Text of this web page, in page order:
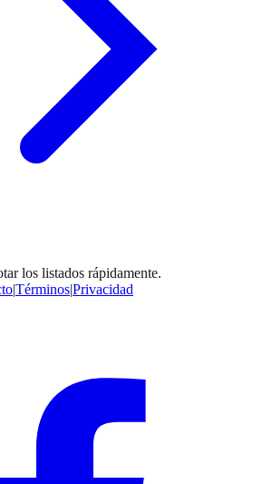
los listados rápidamente.
|Términos|Privacidad